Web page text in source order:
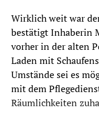
Wirklich weit war
bestätigt Inhaberin
vorher in der alten
Laden mit
Umstände sei es
mit dem
Räumlichkeiten